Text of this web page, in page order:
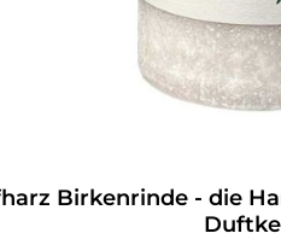
Birkenrinde - die